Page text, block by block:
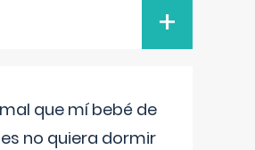
+
que mí bebé de
no quiera dormir